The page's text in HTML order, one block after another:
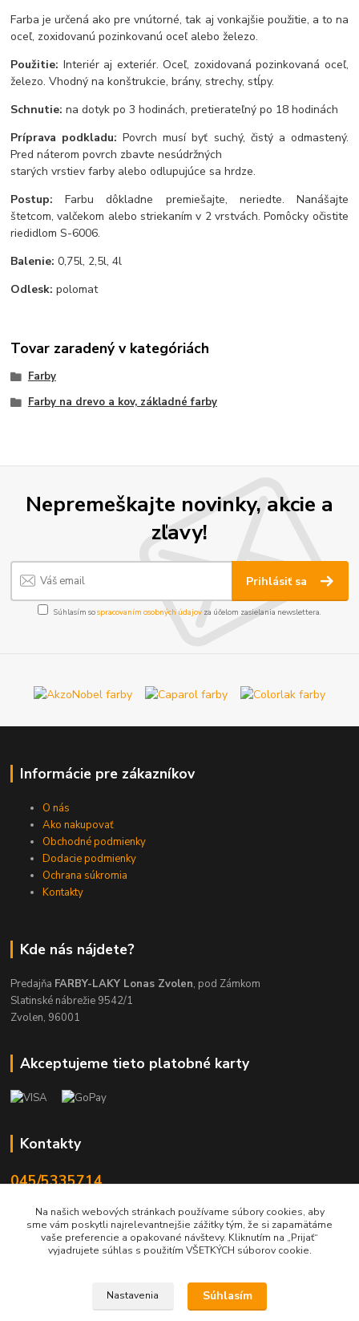
Farba je určená ako pre vnútorné, tak aj vonkajšie použitie, a to na
oceľ, zoxidovanú pozinkovanú oceľ alebo železo.
Použitie: Interiér aj exteriér. Oceľ, zoxidovaná pozinkovaná oceľ,
železo. Vhodný na konštrukcie, brány, strechy, stĺpy.
Schnutie: na dotyk po 3 hodinách, pretierateľný po 18 hodinách
Príprava podkladu: Povrch musí byť suchý, čistý a odmastený.
Pred náterom povrch zbavte nesúdržných
starých vrstiev farby alebo odlupujúce sa hrdze.
Postup: Farbu dôkladne premiešajte, neriedte. Nanášajte
štetcom, valčekom alebo striekaním v 2 vrstvách. Pomôcky očistite
riedidlom S-6006.
Balenie: 0,75l, 2,5l, 4l
Odlesk: polomat
Tovar zaradený v kategóriách
Farby
Farby na drevo a kov, základné farby
Nepremeškajte novinky, akcie a
zľavy!
Prihlásiť sa
Súhlasím sospracovaním osobných údajov za účelom zasielania newslettera.
Informácie pre zákazníkov
O nás
Ako nakupovať
Obchodné podmienky
Dodacie podmienky
Ochrana súkromia
Kontakty
Kde nás nájdete?
Predajňa FARBY-LAKY Lonas Zvolen, pod Zámkom
Slatinské nábrežie 9542/1
Zvolen, 96001
Akceptujeme tieto platobné karty
Kontakty
045/5335714
info@lonas.sk
Na našich webových stránkach používame súbory cookies, aby
sme vám poskytli najrelevantnejšie zážitky tým, že si zapamätáme
vaše preferencie a opakované návštevy. Kliknutím na „Prijať“
vyjadrujete súhlas s použitím VŠETKÝCH súborov cookie.
Nastavenia Súhlasím